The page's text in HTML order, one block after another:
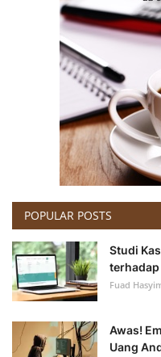
POPULAR POSTS
Studi
terhadap
Fuad
Awas!
Uang